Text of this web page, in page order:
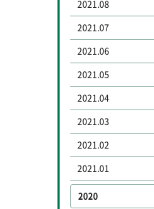
2021.08
2021.07
2021.06
2021.05
2021.04
2021.03
2021.02
2021.01
2020